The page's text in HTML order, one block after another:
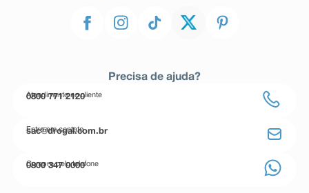
Precisa de ajuda?
Atendimento ao cliente
0800 771 2120
Entre em contato
sac@drogal.com.br
Compre pelo telefone
0800 347 0000